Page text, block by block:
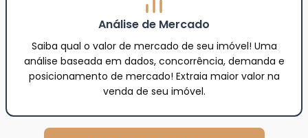
Análise de Mercado
Saiba qual o valor de mercado de seu imóvel! Uma
análise baseada em dados, concorrência, demanda e
posicionamento de mercado! Extraia maior valor na
venda de seu imóvel.